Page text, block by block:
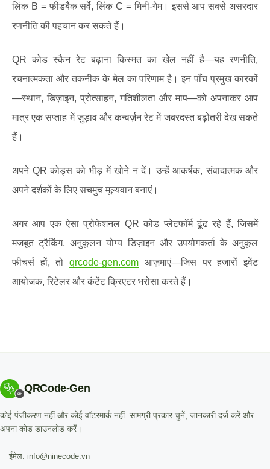
लिंक B = फीडबैक सर्वे, लिंक C = मिनी-गेम। इससे आप सबसे असरदार
रणनीति की पहचान कर सकते हैं।
QR कोड स्कैन रेट बढ़ाना किस्मत का खेल नहीं है—यह रणनीति,
रचनात्मकता और तकनीक के मेल का परिणाम है। इन पाँच प्रमुख कारकों
—स्थान, डिज़ाइन, प्रोत्साहन, गतिशीलता और माप—को अपनाकर आप
मात्र एक सप्ताह में जुड़ाव और कन्वर्ज़न रेट में जबरदस्त बढ़ोतरी देख सकते
हैं।
अपने QR कोड्स को भीड़ में खोने न दें। उन्हें आकर्षक, संवादात्मक और
अपने दर्शकों के लिए सचमुच मूल्यवान बनाएं।
अगर आप एक ऐसा प्रोफेशनल QR कोड प्लेटफॉर्म ढूंढ रहे हैं, जिसमें
मजबूत ट्रैकिंग, अनुकूलन योग्य डिज़ाइन और उपयोगकर्ता के अनुकूल
फीचर्स हों, तोqrcode-gen.com आज़माएं—जिस पर हजारों इवेंट
आयोजक, रिटेलर और कंटेंट क्रिएटर भरोसा करते हैं।
QRCode-Gen
कोई पंजीकरण नहीं और कोई वॉटरमार्क नहीं. सामग्री प्रकार चुनें, जानकारी दर्ज करें और
अपना कोड डाउनलोड करें।
ईमेल: info@ninecode.vn